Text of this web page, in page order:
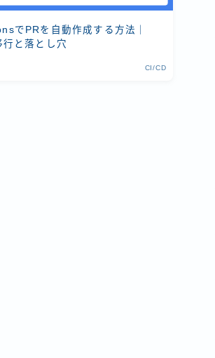
でPRを自動作成する方法｜
と落とし穴
CI/CD